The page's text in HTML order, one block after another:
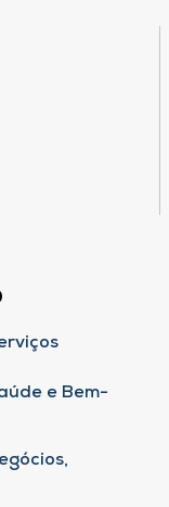
e Bem-